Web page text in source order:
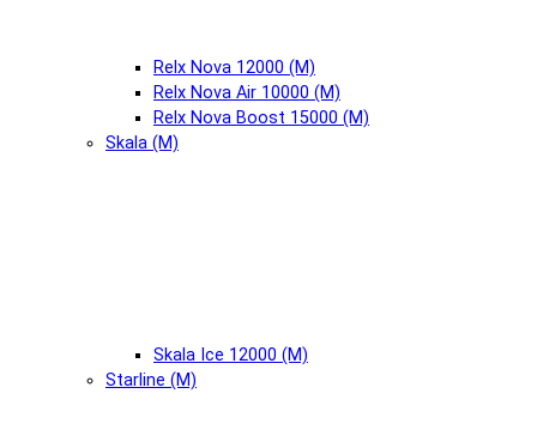
Relx Nova 12000 (М)
Relx Nova Air 10000 (М)
Relx Nova Boost 15000 (М)
Skala (М)
Skala Ice 12000 (М)
Starline (М)